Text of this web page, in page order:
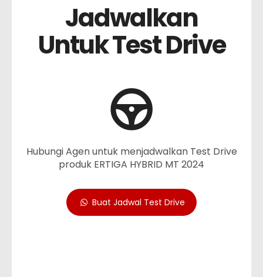
Jadwalkan
Untuk Test Drive
Hubungi Agen untuk menjadwalkan Test Drive
produk ERTIGA HYBRID MT 2024
Buat Jadwal Test Drive